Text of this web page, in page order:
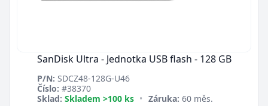
SanDisk Ultra - Jednotka USB flash - 128 GB
P/N: SDCZ48-128G-U46
Číslo: #38370
Sklad: Skladem >100 ks • Záruka: 60 měs.